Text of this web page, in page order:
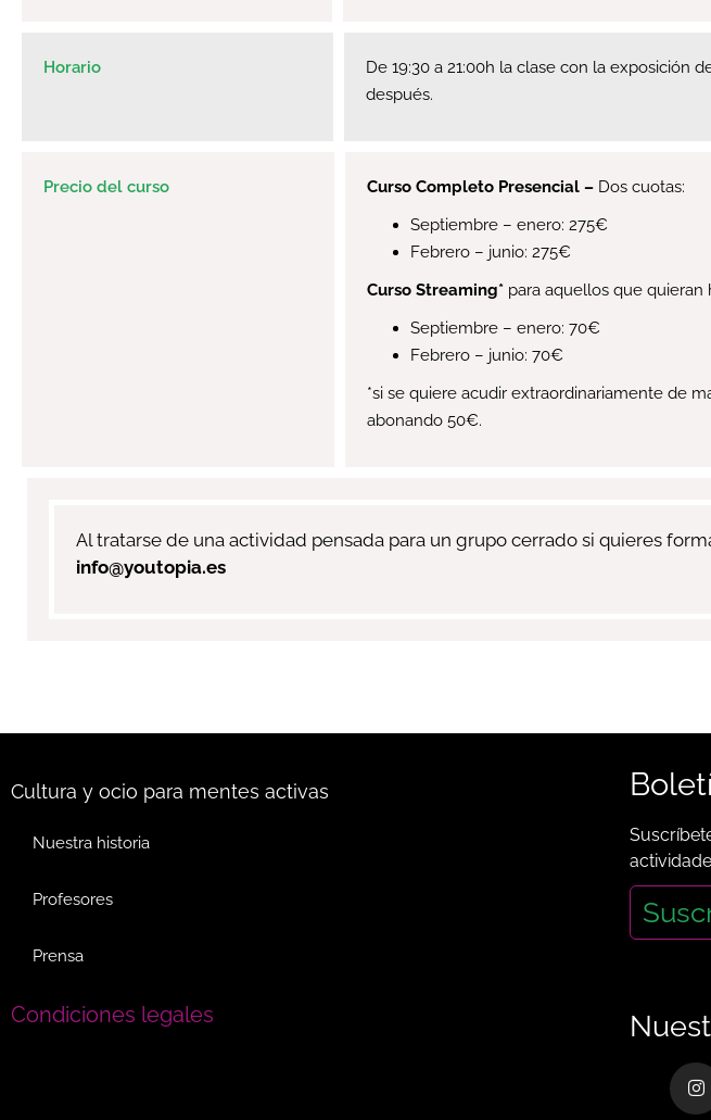
Horario
De 19:30 a 21:00h la clase con la exposición
después.
Precio del curso Curso Completo Presencial – Dos cuotas:
Septiembre – enero: 275€
Febrero – junio: 275€
Curso Streaming* para aquellos que quieran
Septiembre – enero: 70€
Febrero – junio: 70€
*si se quiere acudir extraordinariamente de
abonando 50€.
Al tratarse de una actividad pensada para un grupo cerrado si quieres
info@youtopia.es
Cultura y ocio para mentes activas
Nuestra historia
Profesores
Prensa
Condiciones legales